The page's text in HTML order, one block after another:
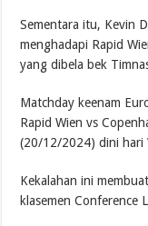
Sementara itu, Kevin
menghadapi Rapid
yang dibela bek
Matchday keenam
Rapid Wien vs
(20/12/2024) dini hari
Kekalahan ini
klasemen Conference